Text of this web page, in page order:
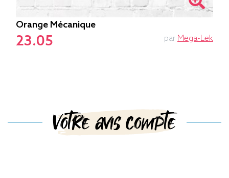
Orange Mécanique
23.05 par Mega-Lek
Votre avis compte